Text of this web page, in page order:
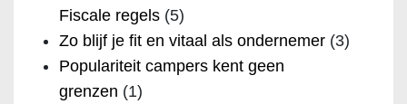
Fiscale regels (5)
Zo blijf je fit en vitaal als ondernemer (3)
Populariteit campers kent geen
grenzen (1)